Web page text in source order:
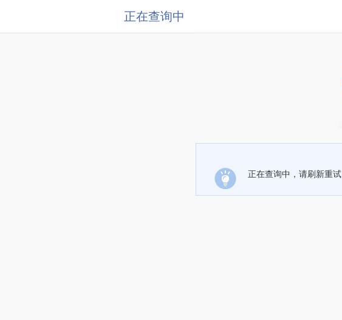
正在查询中
正在查询中，请刷新重试